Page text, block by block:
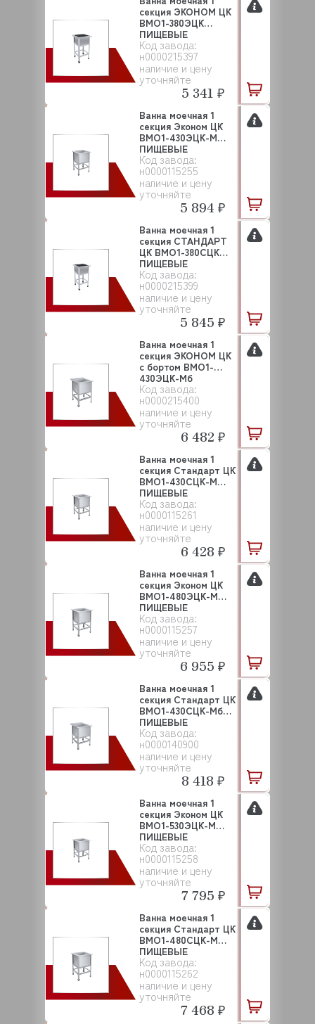
Код завода:
н0000215397
наличие и цену
уточняйте
секция ЭКОНОМ ЦК
ВМО1-380ЭЦК
ПИЩЕВЫЕ
ТЕХНОЛОГИИ
5 341 ₽
Код завода:
н0000115255
наличие и цену
уточняйте
Ванна моечная 1
секция Эконом ЦК
ВМО1-430ЭЦК-М
ПИЩЕВЫЕ
ТЕХНОЛОГИИ
5 894 ₽
Код завода:
н0000215399
наличие и цену
уточняйте
Ванна моечная 1
секция СТАНДАРТ
ЦК ВМО1-380СЦК
ПИЩЕВЫЕ
ТЕХНОЛОГИИ
5 845 ₽
Код завода:
н0000215400
наличие и цену
уточняйте
Ванна моечная 1
секция ЭКОНОМ ЦК
с бортом ВМО1-
430ЭЦК-Мб
ПИЩЕВЫЕ ...
6 482 ₽
Код завода:
н0000115261
наличие и цену
уточняйте
Ванна моечная 1
секция Стандарт ЦК
ВМО1-430СЦК-М
ПИЩЕВЫЕ
ТЕХНОЛОГ...
6 428 ₽
Код завода:
н0000115257
наличие и цену
уточняйте
Ванна моечная 1
секция Эконом ЦК
ВМО1-480ЭЦК-М
ПИЩЕВЫЕ
ТЕХНОЛОГИИ
6 955 ₽
Код завода:
н0000140900
наличие и цену
уточняйте
Ванна моечная 1
секция Стандарт ЦК
ВМО1-430СЦК-Мб
ПИЩЕВЫЕ
ТЕХНОЛО...
8 418 ₽
Код завода:
н0000115258
наличие и цену
уточняйте
Ванна моечная 1
секция Эконом ЦК
ВМО1-530ЭЦК-М
ПИЩЕВЫЕ
ТЕХНОЛОГИИ
7 795 ₽
Код завода:
н0000115262
наличие и цену
уточняйте
Ванна моечная 1
секция Стандарт ЦК
ВМО1-480СЦК-М
ПИЩЕВЫЕ
ТЕХНОЛОГ...
7 468 ₽